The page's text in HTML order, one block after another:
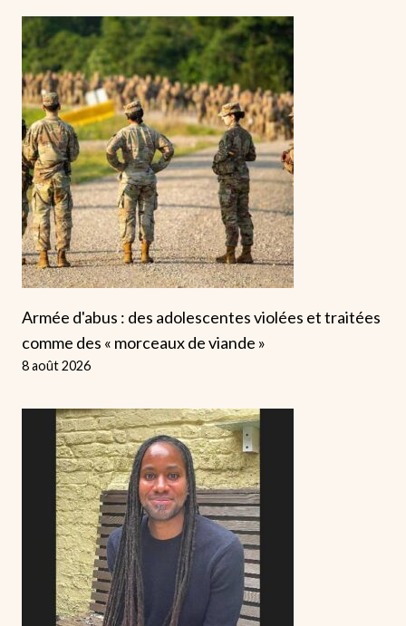
Armée d'abus : des adolescentes violées et traitées
comme des « morceaux de viande »
8 août 2026